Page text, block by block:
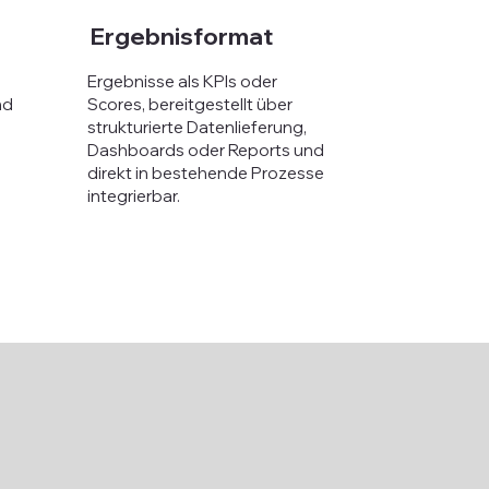
Ergebnisformat
Ergebnisse als KPIs oder
Scores, bereitgestellt über
strukturierte Datenlieferung,
Dashboards oder Reports und
direkt in bestehende Prozesse
integrierbar.